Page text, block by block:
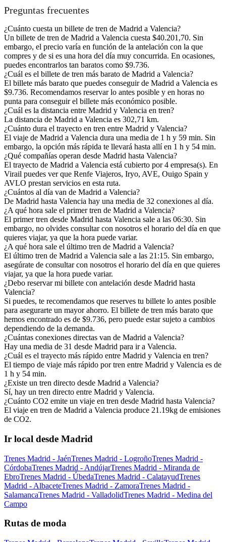
Preguntas frecuentes
¿Cuánto cuesta un billete de tren de Madrid a Valencia?
Un billete de tren de Madrid a Valencia cuesta $40.201,70. Sin
embargo, el precio varía en función de la antelación con la que
compres y de si es una hora del día muy concurrida. En ocasiones,
puedes encontrarlos tan baratos como $9.736.
¿Cuál es el billete de tren más barato de Madrid a Valencia?
El billete más barato que puedes conseguir de Madrid a Valencia es
$9.736. Recomendamos reservar lo antes posible y en horas no
punta para conseguir el billete más económico posible.
¿Cuál es la distancia entre Madrid y Valencia en tren?
La distancia de Madrid a Valencia es 302,71 km.
¿Cuánto dura el trayecto en tren entre Madrid y Valencia?
El viaje de Madrid a Valencia dura una media de 1 h y 59 min. Sin
embargo, la opción más rápida te llevará hasta allí en 1 h y 54 min.
¿Qué compañías operan desde Madrid hasta Valencia?
El trayecto de Madrid a Valencia está cubierto por 4 empresa(s). En
Virail puedes ver que Renfe Viajeros, Iryo, AVE, Ouigo Spain y
AVLO prestan servicios en esta ruta.
¿Cuántos al día van de Madrid a Valencia?
De Madrid hasta Valencia hay una media de 32 conexiones al día.
¿A qué hora sale el primer tren de Madrid a Valencia?
El primer tren desde Madrid hasta Valencia sale a las 06:30. Sin
embargo, no olvides consultar con nosotros el horario del día en que
quieres viajar, ya que la hora puede variar.
¿A qué hora sale el último tren de Madrid a Valencia?
El último tren de Madrid a Valencia sale a las 21:15. Sin embargo,
asegúrate de consultar con nosotros el horario del día en que quieres
viajar, ya que la hora puede variar.
¿Debo reservar mi billete con antelación desde Madrid hasta
Valencia?
Si puedes, te recomendamos que reserves tu billete lo antes posible
para asegurarte un mayor ahorro. El billete de tren más barato que
hemos encontrado es de $9.736, pero puede estar sujeto a cambios
dependiendo de la demanda.
¿Cuántas conexiones directas van de Madrid a Valencia?
Hay una media de 31 desde Madrid para ir a Valencia.
¿Cuál es el trayecto más rápido entre Madrid y Valencia en tren?
El tiempo de viaje más rápido por tren entre Madrid y Valencia es de
1 h y 54 min.
¿Existe un tren directo desde Madrid a Valencia?
Sí, hay un tren directo entre Madrid y Valencia.
¿Cuánto CO2 emite un viaje en tren desde Madrid hasta Valencia?
El viaje en tren de Madrid a Valencia produce 21.19kg de emisiones
de CO2.
Ir local desde Madrid
Trenes Madrid - JaénTrenes Madrid - LogroñoTrenes Madrid -
CórdobaTrenes Madrid - AndújarTrenes Madrid - Miranda de
EbroTrenes Madrid - ÚbedaTrenes Madrid - CalatayudTrenes
Madrid - AlbaceteTrenes Madrid - ZamoraTrenes Madrid -
SalamancaTrenes Madrid - ValladolidTrenes Madrid - Medina del
Campo
Rutas de moda